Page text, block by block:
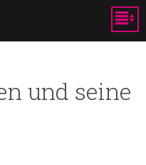
und seine